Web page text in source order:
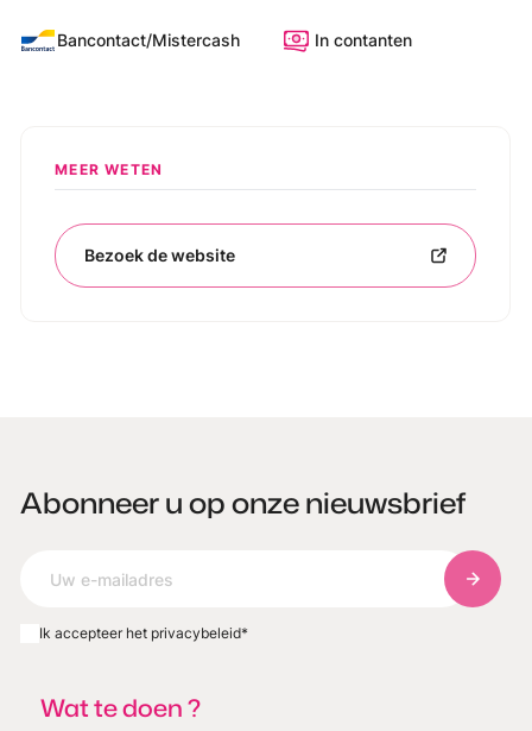
Bancontact/Mistercash In contanten
MEER WETEN
Bezoek de website
Abonneer u op onze nieuwsbrief
Ik accepteer het privacybeleid*
Wat te doen ?